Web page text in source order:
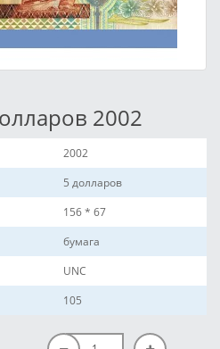
2002
2002
5 долларов
156 * 67
бумага
UNC
105